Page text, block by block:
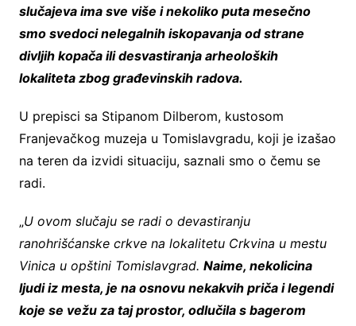
slučajeva ima sve više i nekoliko puta mesečno
smo svedoci nelegalnih iskopavanja od strane
divljih kopača ili desvastiranja arheoloških
lokaliteta zbog građevinskih radova.
U prepisci sa Stipanom Dilberom, kustosom
Franjevačkog muzeja u Tomislavgradu, koji je izašao
na teren da izvidi situaciju, saznali smo o čemu se
radi.
„U ovom slučaju se radi o devastiranju
ranohrišćanske crkve na lokalitetu Crkvina u mestu
Vinica u opštini Tomislavgrad. Naime, nekolicina
ljudi iz mesta, je na osnovu nekakvih priča i legendi
koje se vežu za taj prostor, odlučila s bagerom